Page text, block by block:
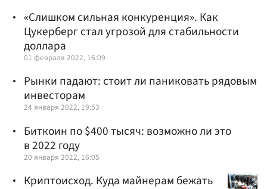
«Слишком сильная конкуренция». Как
Цукерберг стал угрозой для стабильности
доллара
01 февраля 2022, 16:09
Рынки падают: стоит ли паниковать рядовым
инвесторам
24 января 2022, 19:53
Биткоин по $400 тысяч: возможно ли это
в 2022 году
20 января 2022, 16:05
Криптоисход. Куда майнерам бежать